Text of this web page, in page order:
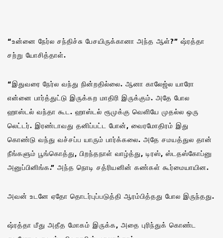
“உன்னை நேர்ல சந்திச்சு பேசயிருக்கானா அந்த ஆள்?” ஷ்ரத்தா
சற்று யோசித்தாள்.
“இதுவரை நேர்ல வந்து நின்றதில்லை. ஆனா காலேஜ்ல யாரோ
என்னை பார்த்துட்டு இருக்கற மாதிரி இருக்கும். அதே போல
ஹாஸ்டல் வந்தா கூட. ஹாஸ்டல் ரூமுக்கு வெளியே முதல்ல ஒரு
லெட்டர். இரண்டாவது தனிப்பட்ட போன், வைரமோதிரம் இது
கொண்டு வந்து வச்சப்ப யாரும் பார்க்கலை. அதே சமயத்துல தான்
நீங்களும் பூங்கொத்து, பிறந்தநாள் வாழ்த்து, டிரஸ், ஸ்டதஸ்கோப்னு
அனுப்பினிங்க.” அந்த நொடி சத்ரியனின் கண்கள் கூர்மையாயின.
அவன் உடனே ஏதோ தொடர்புப்படுத்தி ஆரம்பித்தது போல இருந்தது.
ஷ்ரத்தா மீது அதீத மோகம் இருக்க, அதை புரிந்துக் கொண்ட